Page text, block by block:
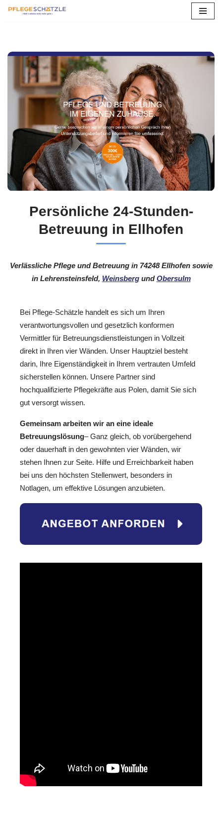
springen
Persönliche 24-Stunden-
Betreuung in Ellhofen
Verlässliche Pflege und Betreuung in 74248 Ellhofen sowie
in Lehrensteinsfeld, WeinsbergundObersulm
Bei Pflege-Schätzle handelt es sich um Ihren
verantwortungsvollen und gesetzlich konformen
Vermittler für Betreuungsdienstleistungen in Vollzeit
direkt in Ihren vier Wänden. Unser Hauptziel besteht
darin, Ihre Eigenständigkeit in Ihrem vertrauten Umfeld
sicherstellen können. Unsere Partner sind
hochqualifizierte Pflegekräfte aus Polen, damit Sie sich
gut versorgt wissen.
Gemeinsam arbeiten wir an eine ideale
Betreuungslösung– Ganz gleich, ob vorübergehend
oder dauerhaft in den gewohnten vier Wänden, wir
stehen Ihnen zur Seite. Hilfe und Erreichbarkeit haben
bei uns den höchsten Stellenwert, besonders in
Notlagen, um effektive Lösungen anzubieten.